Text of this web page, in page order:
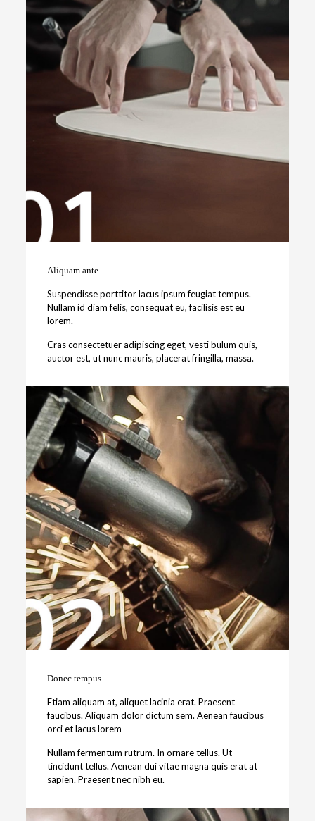
Aliquam ante
Suspendisse porttitor lacus ipsum feugiat tempus.
Nullam id diam felis, consequat eu, facilisis est eu
lorem.
Cras consectetuer adipiscing eget, vesti bulum quis,
auctor est, ut nunc mauris, placerat fringilla, massa.
Donec tempus
Etiam aliquam at, aliquet lacinia erat. Praesent
faucibus. Aliquam dolor dictum sem. Aenean faucibus
orci et lacus lorem
Nullam fermentum rutrum. In ornare tellus. Ut
tincidunt tellus. Aenean dui vitae magna quis erat at
sapien. Praesent nec nibh eu.